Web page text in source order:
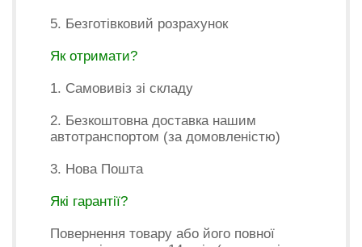
5. Безготівковий розрахунок
Як отримати?
1. Самовивіз зі складу
2. Безкоштовна доставка нашим
автотранспортом (за домовленістю)
3. Нова Пошта
Які гарантії?
Повернення товару або його повної